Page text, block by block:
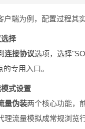
户端为例，配置过程其
择
连接协议选项，选择
专用入口。
式设置
量伪装两个核心功能，
理流量模拟成常规浏览行